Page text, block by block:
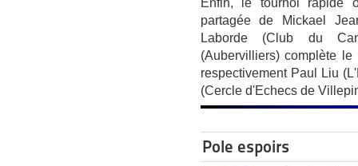
partagée de Mickael
Laborde (Club du
(Aubervilliers) complète
respectivement Paul Liu
(Cercle d'Echecs de
Pole espoirs